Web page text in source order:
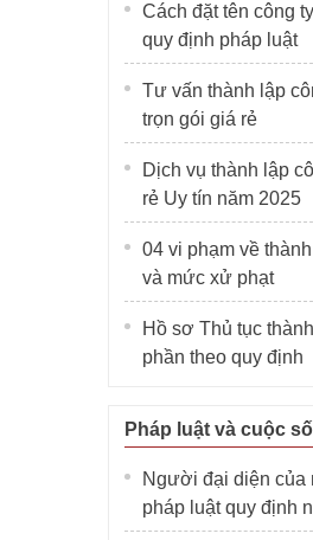
Cách đặt tên công
quy định pháp luật
Tư vấn thành lập
trọn gói giá rẻ
Dịch vụ thành lập
rẻ Uy tín năm 2025
04 vi phạm về
và mức xử phạt
Hồ sơ Thủ tục
phần theo quy định
Pháp luật và cuộc
Người đại diện
pháp luật quy định